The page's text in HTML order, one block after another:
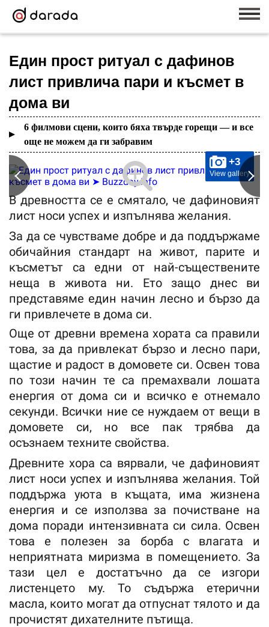
Един прост ритуал с дафинов
лист привлича пари и късмет в
дома ви
6 филмови сцени, които бяха твърде горещи — и все
още не можем да ги забравим
+3
View gallery
В древността се е смятало, че дафиновият
лист носи успех и изпълнява желания.
За да се чувстваме добре и да поддържаме
обичайния стандарт на живот, парите и
късметът са едни от най-съществените
неща в живота ни. Ето защо днес ви
представяме един начин лесно и бързо да
ги привлечете в дома си.
Още от древни времена хората са правили
това, за да привлекат бързо и лесно пари,
щастие и радост в домовете си. Освен това
по този начин те са премахвали лошата
енергия от дома си и всичко е отнемало
секунди. Всички ние се нуждаем от вещи в
домовете си, но все пак трябва да
осъзнаем техните свойства.
Древните хора са вярвали, че дафиновият
лист носи успех и изпълнява желания. Той
поддържа уюта в къщата, има жизнена
енергия и се използва за почистване на
дома поради интензивната си сила. Освен
това е полезен за борба с влагата и
неприятната миризма в помещението. За
тази цел е достатъчно да се изгори
листенцето му. То съдържа етерични
масла, които могат да отпуснат тялото и да
прочистят дихателните пътища.